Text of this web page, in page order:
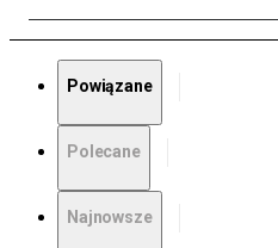
Powiązane
Polecane
Najnowsze